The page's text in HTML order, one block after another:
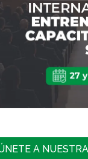
A